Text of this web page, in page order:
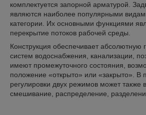
комплектуется запорной арматурой.
являются наиболее популярными
категории. Их основными функциями
перекрытие потоков рабочей среды.
Конструкция обеспечивает абсолютную
систем водоснабжения, канализации,
имеют промежуточного состояния,
положение «открыто» или «закрыто». В
регулировки двух режимов может также
смешивание, распределение,